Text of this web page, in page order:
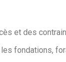
et des
fondations,